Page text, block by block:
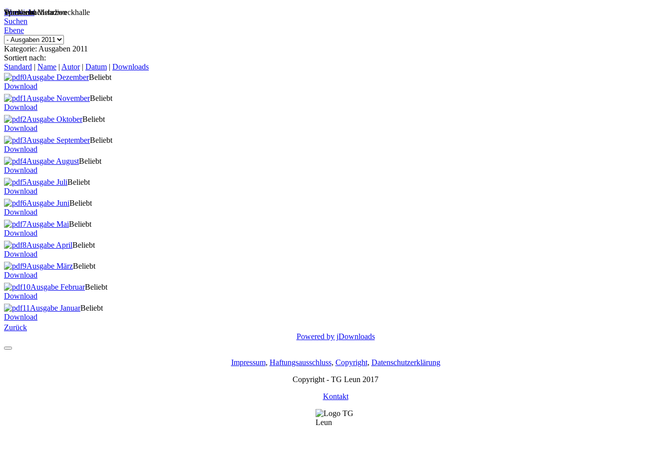
Sportheim
Turn- und Mehrzweckhalle
Wackenbachstadion
Übersicht
Suchen
Ebene
Kategorie: Ausgaben 2011
Sortiert nach:
Standard | Name | Autor| Datum | Downloads
Ausgabe DezemberBeliebt
Download
Ausgabe NovemberBeliebt
Download
Ausgabe OktoberBeliebt
Download
Ausgabe SeptemberBeliebt
Download
Ausgabe AugustBeliebt
Download
Ausgabe JuliBeliebt
Download
Ausgabe JuniBeliebt
Download
Ausgabe MaiBeliebt
Download
Ausgabe AprilBeliebt
Download
Ausgabe MärzBeliebt
Download
Ausgabe FebruarBeliebt
Download
Ausgabe JanuarBeliebt
Download
Zurück
Powered by jDownloads
Impressum, Haftungsausschluss, Copyright, Datenschutzerklärung
Copyright - TG Leun 2017
Kontakt